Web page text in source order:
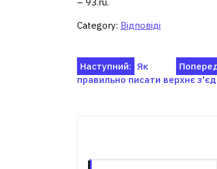
Category: Відповіді
Навігація
Наступний: Як
правильно писати верхнє